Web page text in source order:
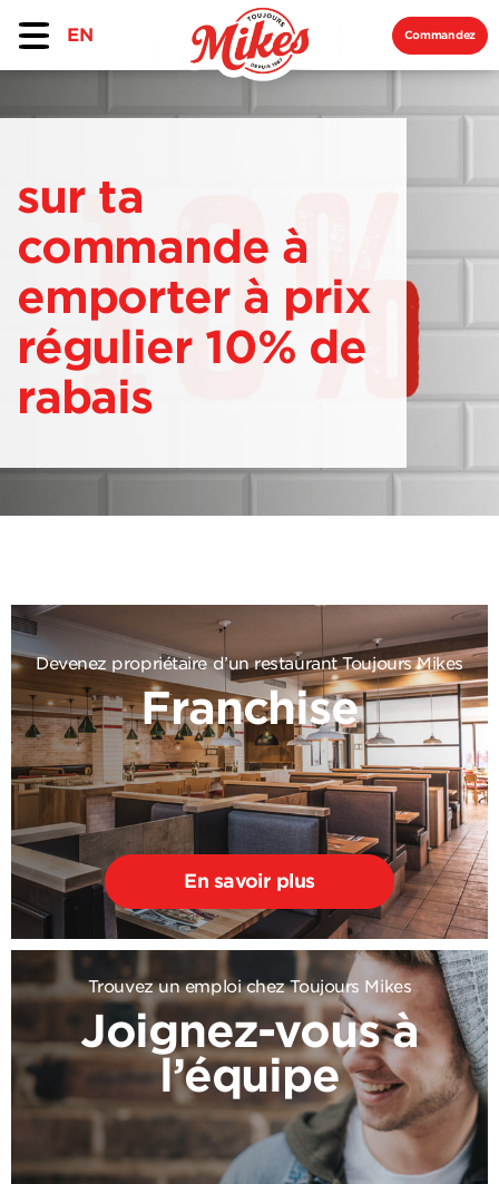
EN Commandez
sur ta
commande à
emporter à prix
régulier 10% de
rabais
Devenez propriétaire d’un restaurant Toujours Mikes
Franchise
En savoir plus
Trouvez un emploi chez Toujours Mikes
Joignez-vous à
l’équipe